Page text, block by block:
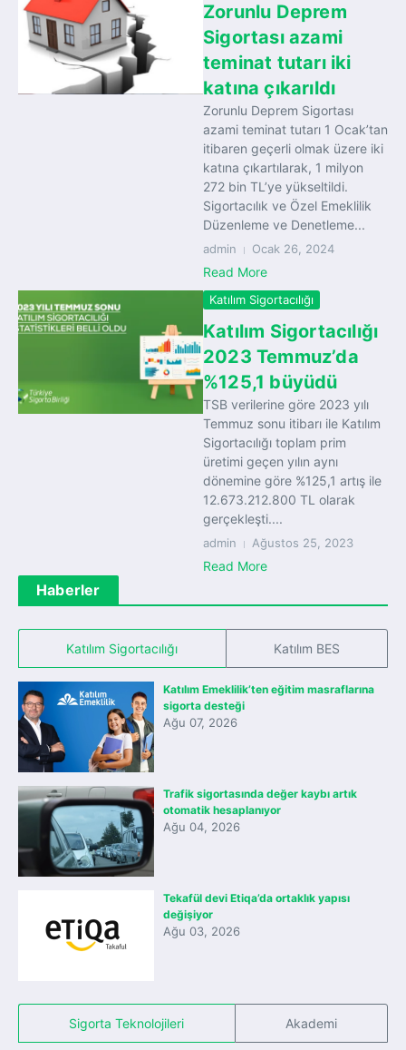
Zorunlu Deprem
Sigortası azami
teminat tutarı iki
katına çıkarıldı
Zorunlu Deprem Sigortası
azami teminat tutarı 1 Ocak’tan
itibaren geçerli olmak üzere iki
katına çıkartılarak, 1 milyon
272 bin TL’ye yükseltildi.
Sigortacılık ve Özel Emeklilik
Düzenleme ve Denetleme...
admin Ocak 26, 2024
Read More
Katılım Sigortacılığı
Katılım Sigortacılığı
2023 Temmuz’da
%125,1 büyüdü
TSB verilerine göre 2023 yılı
Temmuz sonu itibarı ile Katılım
Sigortacılığı toplam prim
üretimi geçen yılın aynı
dönemine göre %125,1 artış ile
12.673.212.800 TL olarak
gerçekleşti....
admin Ağustos 25, 2023
Read More
Haberler
Katılım Sigortacılığı Katılım BES
Katılım Emeklilik’ten eğitim masraflarına
sigorta desteği
Ağu 07, 2026
Trafik sigortasında değer kaybı artık
otomatik hesaplanıyor
Ağu 04, 2026
Tekafül devi Etiqa’da ortaklık yapısı
değişiyor
Ağu 03, 2026
Sigorta Teknolojileri Akademi